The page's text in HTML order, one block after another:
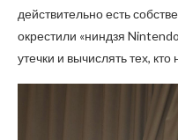
действительно есть
окрестили «ниндзя
утечки и вычислять тех,